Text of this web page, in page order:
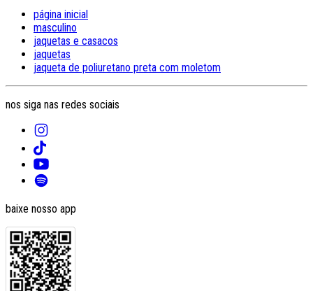
página inicial
masculino
jaquetas e casacos
jaquetas
jaqueta de poliuretano preta com moletom
nos siga nas redes sociais
baixe nosso app